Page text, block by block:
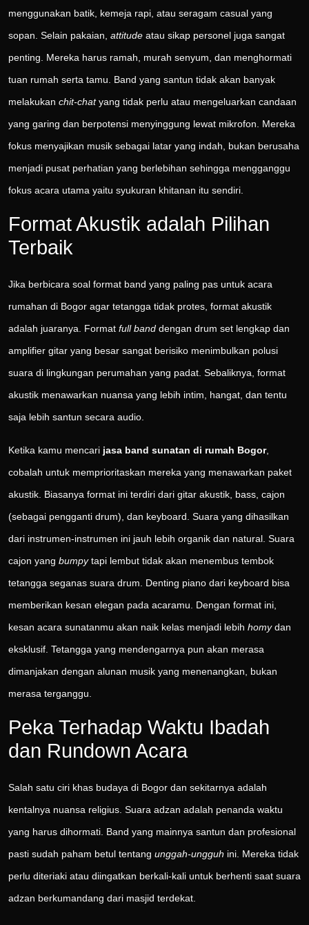
menggunakan batik, kemeja rapi, atau seragam casual yang
sopan. Selain pakaian, attitude atau sikap personel juga sangat
penting. Mereka harus ramah, murah senyum, dan menghormati
tuan rumah serta tamu. Band yang santun tidak akan banyak
melakukan chit-chatyang tidak perlu atau mengeluarkan candaan
yang garing dan berpotensi menyinggung lewat mikrofon. Mereka
fokus menyajikan musik sebagai latar yang indah, bukan berusaha
menjadi pusat perhatian yang berlebihan sehingga mengganggu
fokus acara utama yaitu syukuran khitanan itu sendiri.
Format Akustik adalah Pilihan
Terbaik
Jika berbicara soal format band yang paling pas untuk acara
rumahan di Bogor agar tetangga tidak protes, format akustik
adalah juaranya. Format full band dengan drum set lengkap dan
amplifier gitar yang besar sangat berisiko menimbulkan polusi
suara di lingkungan perumahan yang padat. Sebaliknya, format
akustik menawarkan nuansa yang lebih intim, hangat, dan tentu
saja lebih santun secara audio.
Ketika kamu mencari jasa band sunatan di rumah Bogor,
cobalah untuk memprioritaskan mereka yang menawarkan paket
akustik. Biasanya format ini terdiri dari gitar akustik, bass, cajon
(sebagai pengganti drum), dan keyboard. Suara yang dihasilkan
dari instrumen-instrumen ini jauh lebih organik dan natural. Suara
cajon yang bumpytapi lembut tidak akan menembus tembok
tetangga seganas suara drum. Denting piano dari keyboard bisa
memberikan kesan elegan pada acaramu. Dengan format ini,
kesan acara sunatanmu akan naik kelas menjadi lebih homydan
eksklusif. Tetangga yang mendengarnya pun akan merasa
dimanjakan dengan alunan musik yang menenangkan, bukan
merasa terganggu.
Peka Terhadap Waktu Ibadah
dan Rundown Acara
Salah satu ciri khas budaya di Bogor dan sekitarnya adalah
kentalnya nuansa religius. Suara adzan adalah penanda waktu
yang harus dihormati. Band yang mainnya santun dan profesional
pasti sudah paham betul tentang unggah-ungguh ini. Mereka tidak
perlu diteriaki atau diingatkan berkali-kali untuk berhenti saat suara
adzan berkumandang dari masjid terdekat.